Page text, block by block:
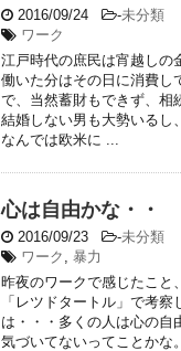
2016/09/24 -未分類
ワーク
江戸時代の庶民は宵越しの
働いた分はその日に消費し
で、当然蓄財もできず、相
結婚しない男も大勢いるし
なんでは欧米に ...
心は自由かな・・
2016/09/23 -未分類
ワーク , 暴力
昨夜のワークで感じたこと
「レツドタートル」で考
は・・・多くの人は心の自
気づいてないってことかな